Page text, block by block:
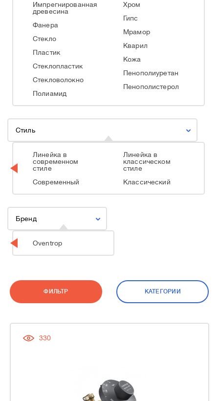
Импрегнированная
древесина
Фанера
Стекло
Пластик
Стеклопластик
Стекловолокно
Полиамид
Хром
Гипс
Мрамор
Кварил
Кожа
Пенополиуретан
Пенополистерол
Стиль
Линейка в
современном
стиле
Современный
Линейка в
классическом
стиле
Классический
Бренд
Oventrop
ФИЛЬТР КАТЕГОРИИ
330